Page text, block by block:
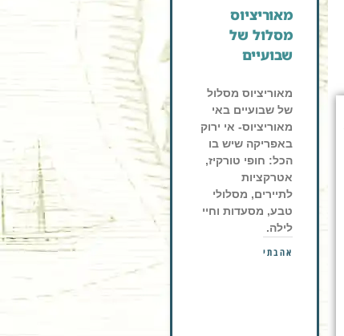
מאוריציוס
מסלול של
שבועיים
מאוריציוס מסלול
של שבועיים באי
מאוריציוס- אי ירוק
באפריקה שיש בו
הכל: חופי טורקיז,
אטרקציות
לתיירים, מסלולי
טבע, מסעדות וחיי
לילה.
אהבתי